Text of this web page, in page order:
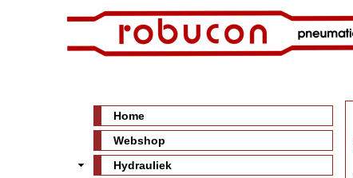
Home
Webshop
Hydrauliek